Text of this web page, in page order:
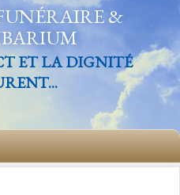
&
ET LA DIGNITÉ